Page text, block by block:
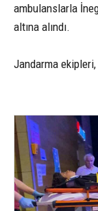
ambulanslarla
altına alındı.
Jandarma